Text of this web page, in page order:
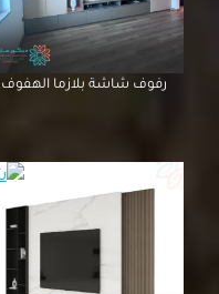
رفوف شاشة بلازما الهفوف